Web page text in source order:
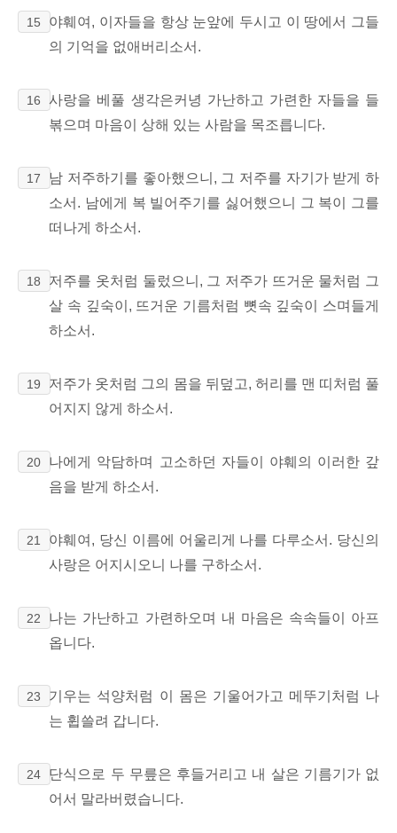
15
야훼여, 이자들을 항상 눈앞에 두시고 이 땅에서 그들
의 기억을 없애버리소서.
16
사랑을 베풀 생각은커녕 가난하고 가련한 자들을 들
볶으며 마음이 상해 있는 사람을 목조릅니다.
17
남 저주하기를 좋아했으니, 그 저주를 자기가 받게 하
소서. 남에게 복 빌어주기를 싫어했으니 그 복이 그를
떠나게 하소서.
18
저주를 옷처럼 둘렀으니, 그 저주가 뜨거운 물처럼 그
살 속 깊숙이, 뜨거운 기름처럼 뼛속 깊숙이 스며들게
하소서.
19
저주가 옷처럼 그의 몸을 뒤덮고, 허리를 맨 띠처럼 풀
어지지 않게 하소서.
20
나에게 악담하며 고소하던 자들이 야훼의 이러한 갚
음을 받게 하소서.
21
야훼여, 당신 이름에 어울리게 나를 다루소서. 당신의
사랑은 어지시오니 나를 구하소서.
22
나는 가난하고 가련하오며 내 마음은 속속들이 아프
옵니다.
23
기우는 석양처럼 이 몸은 기울어가고 메뚜기처럼 나
는 휩쓸려 갑니다.
24
단식으로 두 무릎은 후들거리고 내 살은 기름기가 없
어서 말라버렸습니다.